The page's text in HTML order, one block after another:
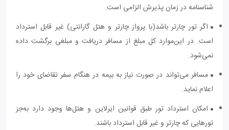
شناسنامه در زمان پذیرش الزامی است.
اگر تور چارتر باشد(با پرواز چارتر و هتل گارانتی) غیر قابل استرداد
است. در این‌موارد کل مبلغ از مسافر دریافت و مبلغی برگشت داده
نمی‌شود.
مسافر می‌تواند در صورت نیاز به بیمه در هنگام سفر تقاضای خود را
اعلام نماید.
امکان استرداد تور طبق قوانین ایرلاین و هتل‌ها وجود دارد به‌جز
تورهایی که چارتر و غیر قابل استرداد باشند.